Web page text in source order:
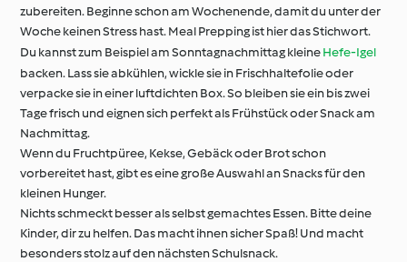
zubereiten. Beginne schon am Wochenende, damit du unter der
Woche keinen Stress hast. Meal Prepping ist hier das Stichwort.
Du kannst zum Beispiel am Sonntagnachmittag kleineHefe-Igel
backen. Lass sie abkühlen, wickle sie in Frischhaltefolie oder
verpacke sie in einer luftdichten Box. So bleiben sie ein bis zwei
Tage frisch und eignen sich perfekt als Frühstück oder Snack am
Nachmittag.
Wenn du Fruchtpüree, Kekse, Gebäck oder Brot schon
vorbereitet hast, gibt es eine große Auswahl an Snacks für den
kleinen Hunger.
Nichts schmeckt besser als selbst gemachtes Essen. Bitte deine
Kinder, dir zu helfen. Das macht ihnen sicher Spaß! Und macht
besonders stolz auf den nächsten Schulsnack.